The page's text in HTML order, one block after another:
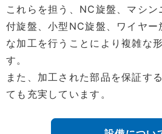
これらを担う、NC旋盤、マシ
付旋盤、小型NC旋盤、ワイヤー
な加工を行うことにより複雑な
す。
また、加工された部品を保証す
ても充実しています。